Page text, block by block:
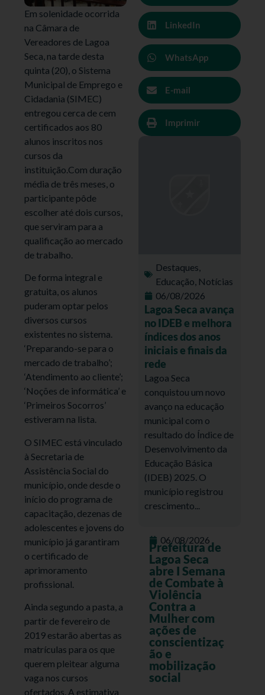
Em solenidade ocorrida
na Câmara de
Vereadores de Lagoa
Seca, na tarde desta
quinta (20), o Sistema
Municipal de Emprego e
Cidadania (SIMEC)
entregou cerca de cem
certificados aos 80
alunos inscritos nos
cursos da
instituição.Com duração
média de três meses, o
participante pôde
escolher até dois cursos,
que serviram para a
qualificação ao mercado
de trabalho.
De forma integral e
gratuita, os alunos
puderam optar pelos
diversos cursos
existentes no sistema.
‘Preparando-se para o
mercado de trabalho’;
‘Atendimento ao cliente’;
‘Noções de informática’ e
‘Primeiros Socorros’
estiveram na lista.
O SIMEC está vinculado
à Secretaria de
Assistência Social do
município, onde desde o
início do programa de
capacitação, dezenas de
adolescentes e jovens do
município já garantiram
o certificado de
aprimoramento
profissional.
Ainda segundo a pasta, a
partir de fevereiro de
2019 estarão abertas as
matrículas para os que
querem pleitear alguma
vaga nos cursos
ofertados. A estimativa
LinkedIn
WhatsApp
E-mail
Imprimir
Destaques,
Educação, Notícias
06/08/2026
Lagoa Seca avança
no IDEB e melhora
índices dos anos
iniciais e finais da
rede
Lagoa Seca
conquistou um novo
avanço na educação
municipal com o
resultado do Índice de
Desenvolvimento da
Educação Básica
(IDEB) 2025. O
município registrou
crescimento...
06/08/2026
Prefeitura de
Lagoa Seca
abre I Semana
de Combate à
Violência
Contra a
Mulher com
ações de
conscientizaç
ão e
mobilização
social